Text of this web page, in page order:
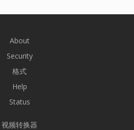
About
Security
格式
Help
Status
视频转换器